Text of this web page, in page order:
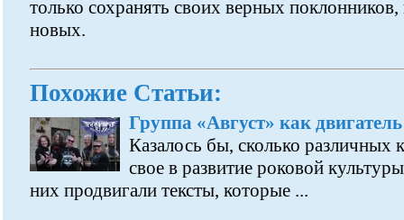
только сохранять своих верных
новых.
Похожие Статьи:
Группа «Август» как
Казалось бы, сколько различных
свое в развитие роковой
них продвигали тексты, которые ...